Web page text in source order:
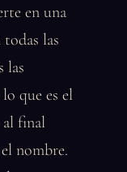
en una
las
las
que es el
final
nombre.